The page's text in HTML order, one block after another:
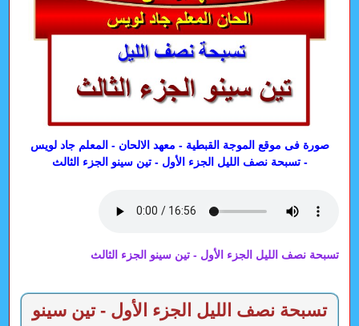
صورة فى موقع الموجة القبطية - معهد الالحان - المعلم جاد لويس
- تسبحة نصف الليل الجزء الأول - تين سينو الجزء الثالث
تسبحة نصف الليل الجزء الأول - تين سينو الجزء الثالث
تسبحة نصف الليل الجزء الأول - تين سينو